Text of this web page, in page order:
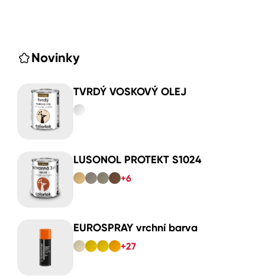
Novinky
TVRDÝ VOSKOVÝ OLEJ
LUSONOL PROTEKT S1024
+6
EUROSPRAY vrchní barva
+27